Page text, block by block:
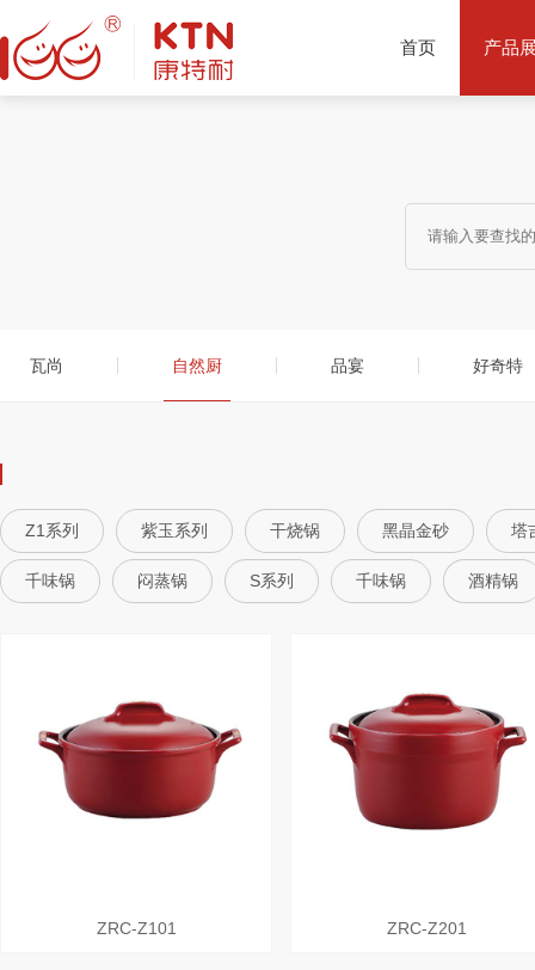
首页 产品
产品推荐
瓦尚 自然厨 品宴 好奇特
Z1系列 紫玉系列 干烧锅 黑晶金砂 塔
千味锅 闷蒸锅 S系列 千味锅 酒精锅
ZRC-Z101 ZRC-Z201